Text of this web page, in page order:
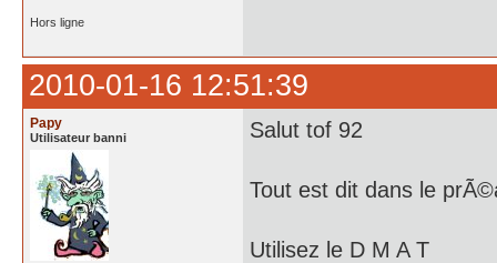
Hors ligne
2010-01-16 12:51:39
Papy
Utilisateur banni Salut tof 92
Tout est dit dans le
Utilisez le D M A T